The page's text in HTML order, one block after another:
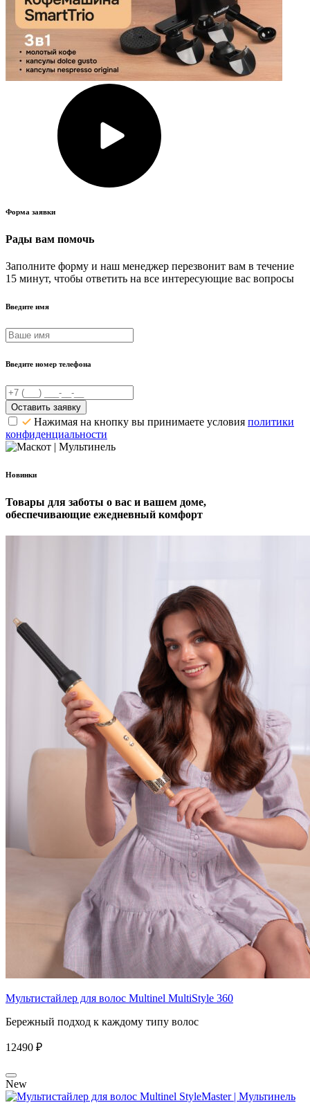
Форма заявки
Рады вам помочь
Заполните форму и наш менеджер перезвонит вам в течение
15 минут, чтобы ответить на все интересующие вас вопросы
Введите имя
Введите номер телефона
Оставить заявку
Нажимая на кнопку вы принимаете условия политики
конфиденциальности
Новинки
Товары для заботы о вас и вашем доме,
обеспечивающие ежедневный комфорт
Мультистайлер для волос Multinel MultiStyle 360
Бережный подход к каждому типу волос
12490 ₽
New